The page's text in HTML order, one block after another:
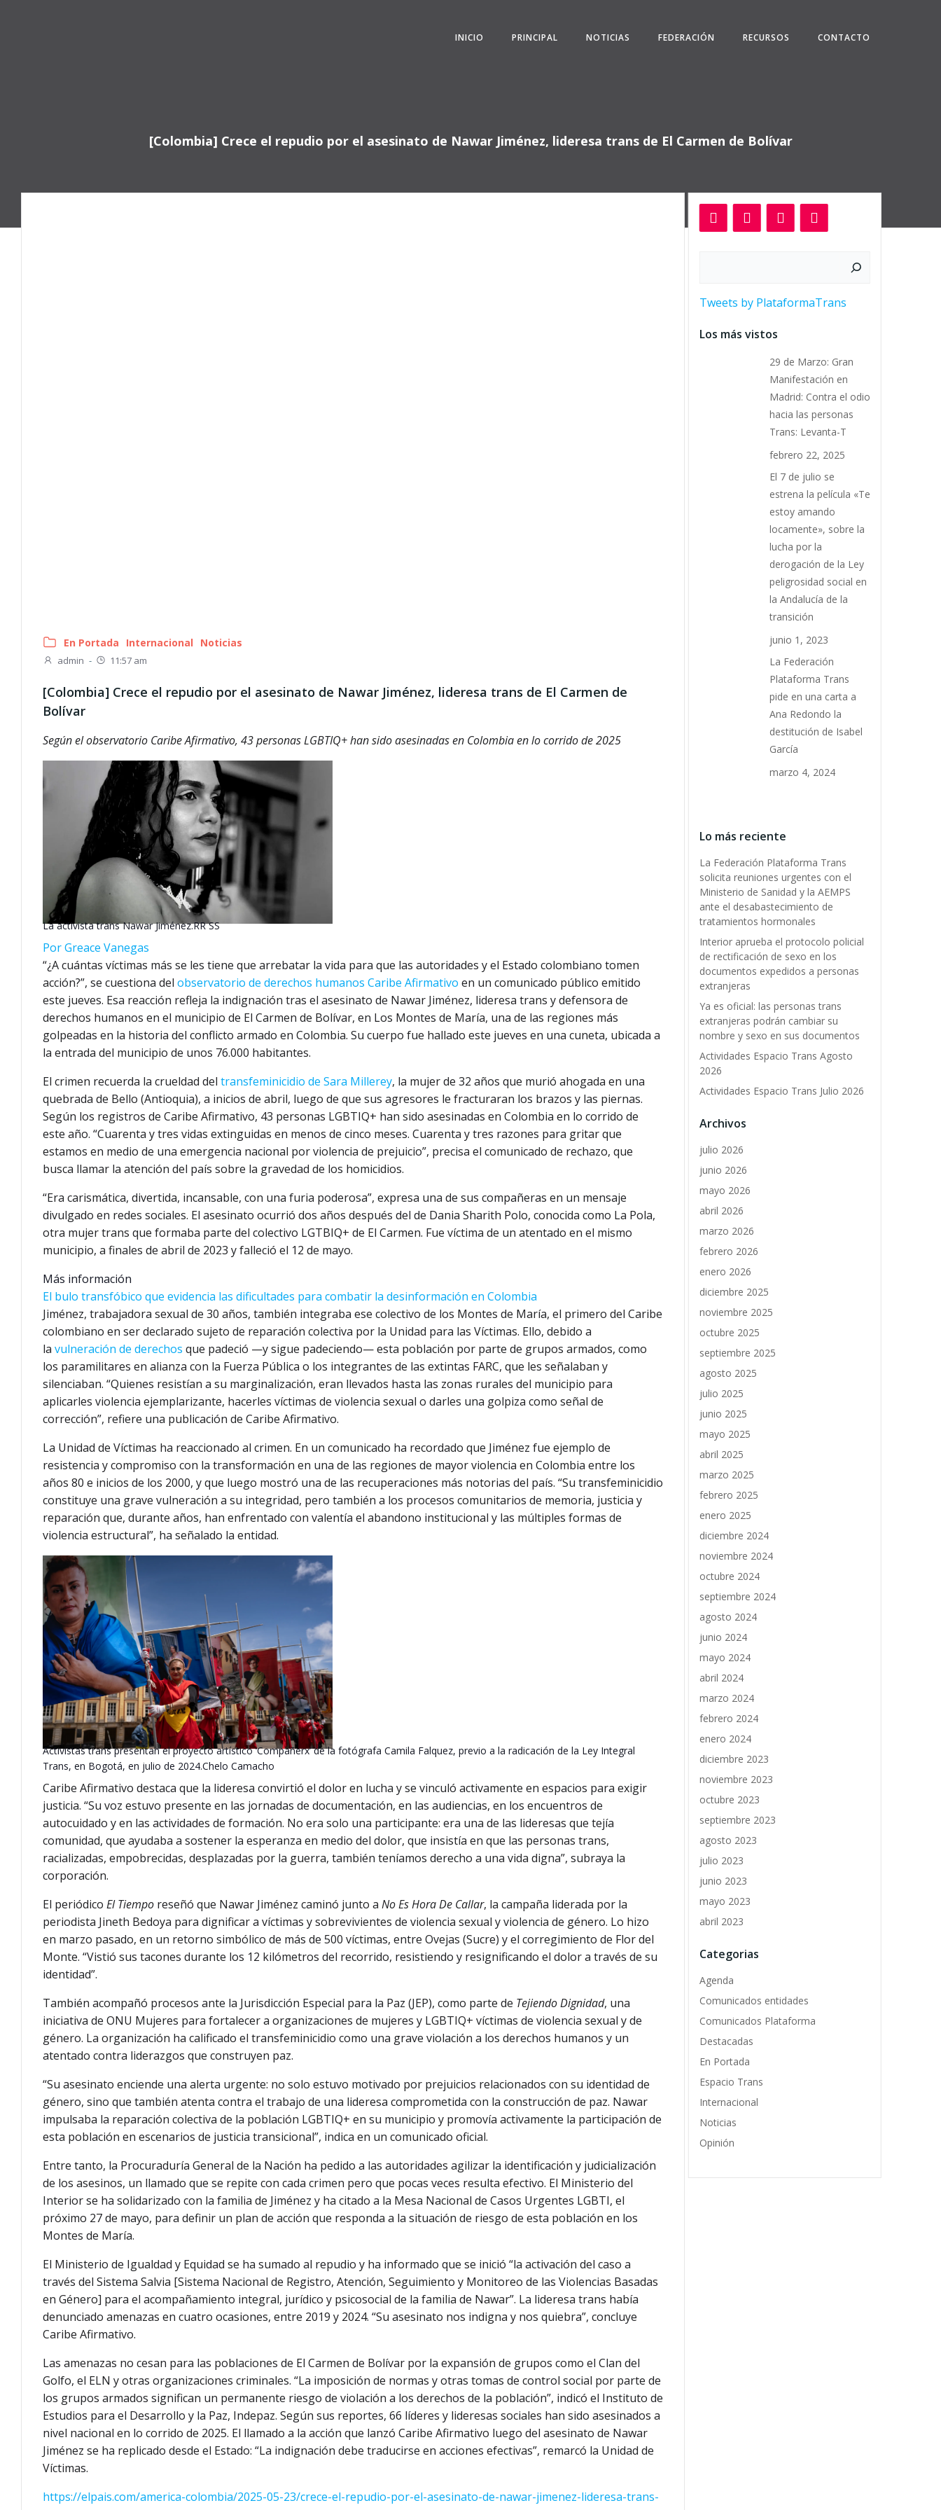
INICIO PRINCIPAL NOTICIAS FEDERACIÓN RECURSOS CONTACTO
[Colombia] Crece el repudio por el asesinato de Nawar Jiménez, lideresa trans de El Carmen de Bolívar
En Portada Internacional Noticias
admin - 11:57 am
[Colombia] Crece el repudio por el asesinato de Nawar Jiménez, lideresa trans de El Carmen de
Bolívar
Según el observatorio Caribe Afirmativo, 43 personas LGBTIQ+ han sido asesinadas en Colombia en lo corrido de 2025
La activista trans Nawar Jiménez.RR SS
Por Greace Vanegas
“¿A cuántas víctimas más se les tiene que arrebatar la vida para que las autoridades y el Estado colombiano tomen
acción?”, se cuestiona del observatorio de derechos humanos Caribe Afirmativo en un comunicado público emitido
este jueves. Esa reacción refleja la indignación tras el asesinato de Nawar Jiménez, lideresa trans y defensora de
derechos humanos en el municipio de El Carmen de Bolívar, en Los Montes de María, una de las regiones más
golpeadas en la historia del conflicto armado en Colombia. Su cuerpo fue hallado este jueves en una cuneta, ubicada a
la entrada del municipio de unos 76.000 habitantes.
El crimen recuerda la crueldad del transfeminicidio de Sara Millerey, la mujer de 32 años que murió ahogada en una
quebrada de Bello (Antioquia), a inicios de abril, luego de que sus agresores le fracturaran los brazos y las piernas.
Según los registros de Caribe Afirmativo, 43 personas LGBTIQ+ han sido asesinadas en Colombia en lo corrido de
este año. “Cuarenta y tres vidas extinguidas en menos de cinco meses. Cuarenta y tres razones para gritar que
estamos en medio de una emergencia nacional por violencia de prejuicio”, precisa el comunicado de rechazo, que
busca llamar la atención del país sobre la gravedad de los homicidios.
“Era carismática, divertida, incansable, con una furia poderosa”, expresa una de sus compañeras en un mensaje
divulgado en redes sociales. El asesinato ocurrió dos años después del de Dania Sharith Polo, conocida como La Pola,
otra mujer trans que formaba parte del colectivo LGTBIQ+ de El Carmen. Fue víctima de un atentado en el mismo
municipio, a finales de abril de 2023 y falleció el 12 de mayo.
Más información
El bulo transfóbico que evidencia las dificultades para combatir la desinformación en Colombia
Jiménez, trabajadora sexual de 30 años, también integraba ese colectivo de los Montes de María, el primero del Caribe
colombiano en ser declarado sujeto de reparación colectiva por la Unidad para las Víctimas. Ello, debido a
la vulneración de derechos que padeció —y sigue padeciendo— esta población por parte de grupos armados, como
los paramilitares en alianza con la Fuerza Pública o los integrantes de las extintas FARC, que les señalaban y
silenciaban. “Quienes resistían a su marginalización, eran llevados hasta las zonas rurales del municipio para
aplicarles violencia ejemplarizante, hacerles víctimas de violencia sexual o darles una golpiza como señal de
corrección”, refiere una publicación de Caribe Afirmativo.
La Unidad de Víctimas ha reaccionado al crimen. En un comunicado ha recordado que Jiménez fue ejemplo de
resistencia y compromiso con la transformación en una de las regiones de mayor violencia en Colombia entre los
años 80 e inicios de los 2000, y que luego mostró una de las recuperaciones más notorias del país. “Su transfeminicidio
constituye una grave vulneración a su integridad, pero también a los procesos comunitarios de memoria, justicia y
reparación que, durante años, han enfrentado con valentía el abandono institucional y las múltiples formas de
violencia estructural”, ha señalado la entidad.
Activistas trans presentan el proyecto artístico ‘Compañerx’ de la fotógrafa Camila Falquez, previo a la radicación de la Ley Integral
Trans, en Bogotá, en julio de 2024.Chelo Camacho
Caribe Afirmativo destaca que la lideresa convirtió el dolor en lucha y se vinculó activamente en espacios para exigir
justicia. “Su voz estuvo presente en las jornadas de documentación, en las audiencias, en los encuentros de
autocuidado y en las actividades de formación. No era solo una participante: era una de las lideresas que tejía
comunidad, que ayudaba a sostener la esperanza en medio del dolor, que insistía en que las personas trans,
racializadas, empobrecidas, desplazadas por la guerra, también teníamos derecho a una vida digna”, subraya la
corporación.
El periódico El Tiempo reseñó que Nawar Jiménez caminó junto a No Es Hora De Callar, la campaña liderada por la
periodista Jineth Bedoya para dignificar a víctimas y sobrevivientes de violencia sexual y violencia de género. Lo hizo
en marzo pasado, en un retorno simbólico de más de 500 víctimas, entre Ovejas (Sucre) y el corregimiento de Flor del
Monte. “Vistió sus tacones durante los 12 kilómetros del recorrido, resistiendo y resignificando el dolor a través de su
identidad”.
También acompañó procesos ante la Jurisdicción Especial para la Paz (JEP), como parte de Tejiendo Dignidad, una
iniciativa de ONU Mujeres para fortalecer a organizaciones de mujeres y LGBTIQ+ víctimas de violencia sexual y de
género. La organización ha calificado el transfeminicidio como una grave violación a los derechos humanos y un
atentado contra liderazgos que construyen paz.
“Su asesinato enciende una alerta urgente: no solo estuvo motivado por prejuicios relacionados con su identidad de
género, sino que también atenta contra el trabajo de una lideresa comprometida con la construcción de paz. Nawar
impulsaba la reparación colectiva de la población LGBTIQ+ en su municipio y promovía activamente la participación de
esta población en escenarios de justicia transicional”, indica en un comunicado oficial.
Entre tanto, la Procuraduría General de la Nación ha pedido a las autoridades agilizar la identificación y judicialización
de los asesinos, un llamado que se repite con cada crimen pero que pocas veces resulta efectivo. El Ministerio del
Interior se ha solidarizado con la familia de Jiménez y ha citado a la Mesa Nacional de Casos Urgentes LGBTI, el
próximo 27 de mayo, para definir un plan de acción que responda a la situación de riesgo de esta población en los
Montes de María.
El Ministerio de Igualdad y Equidad se ha sumado al repudio y ha informado que se inició “la activación del caso a
través del Sistema Salvia [Sistema Nacional de Registro, Atención, Seguimiento y Monitoreo de las Violencias Basadas
en Género] para el acompañamiento integral, jurídico y psicosocial de la familia de Nawar”. La lideresa trans había
denunciado amenazas en cuatro ocasiones, entre 2019 y 2024. “Su asesinato nos indigna y nos quiebra”, concluye
Caribe Afirmativo.
Las amenazas no cesan para las poblaciones de El Carmen de Bolívar por la expansión de grupos como el Clan del
Golfo, el ELN y otras organizaciones criminales. “La imposición de normas y otras tomas de control social por parte de
los grupos armados significan un permanente riesgo de violación a los derechos de la población”, indicó el Instituto de
Estudios para el Desarrollo y la Paz, Indepaz. Según sus reportes, 66 líderes y lideresas sociales han sido asesinados a
nivel nacional en lo corrido de 2025. El llamado a la acción que lanzó Caribe Afirmativo luego del asesinato de Nawar
Jiménez se ha replicado desde el Estado: “La indignación debe traducirse en acciones efectivas”, remarcó la Unidad de
Víctimas.
https://elpais.com/america-colombia/2025-05-23/crece-el-repudio-por-el-asesinato-de-nawar-jimenez-lideresa-trans-
Tweets by PlataformaTrans
Los más vistos
29 de Marzo: Gran
Manifestación en
Madrid: Contra el odio
hacia las personas
Trans: Levanta-T
febrero 22, 2025
El 7 de julio se
estrena la película «Te
estoy amando
locamente», sobre la
lucha por la
derogación de la Ley
peligrosidad social en
la Andalucía de la
transición
junio 1, 2023
La Federación
Plataforma Trans
pide en una carta a
Ana Redondo la
destitución de Isabel
García
marzo 4, 2024
Lo más reciente
La Federación Plataforma Trans
solicita reuniones urgentes con el
Ministerio de Sanidad y la AEMPS
ante el desabastecimiento de
tratamientos hormonales
Interior aprueba el protocolo policial
de rectificación de sexo en los
documentos expedidos a personas
extranjeras
Ya es oficial: las personas trans
extranjeras podrán cambiar su
nombre y sexo en sus documentos
Actividades Espacio Trans Agosto
2026
Actividades Espacio Trans Julio 2026
Archivos
julio 2026
junio 2026
mayo 2026
abril 2026
marzo 2026
febrero 2026
enero 2026
diciembre 2025
noviembre 2025
octubre 2025
septiembre 2025
agosto 2025
julio 2025
junio 2025
mayo 2025
abril 2025
marzo 2025
febrero 2025
enero 2025
diciembre 2024
noviembre 2024
octubre 2024
septiembre 2024
agosto 2024
junio 2024
mayo 2024
abril 2024
marzo 2024
febrero 2024
enero 2024
diciembre 2023
noviembre 2023
octubre 2023
septiembre 2023
agosto 2023
julio 2023
junio 2023
mayo 2023
abril 2023
Categorias
Agenda
Comunicados entidades
Comunicados Plataforma
Destacadas
En Portada
Espacio Trans
Internacional
Noticias
Opinión